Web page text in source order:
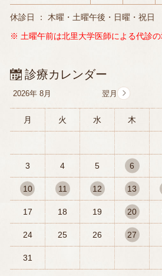
休診日 ： 木曜・土曜午後・日曜・祝日
※ 土曜午前は北里大学医師による代診
診療カレンダー
2026年 8月
月 火 水 木
3 4 5 6
10 11 12 13
17 18 19 20
24 25 26 27
31